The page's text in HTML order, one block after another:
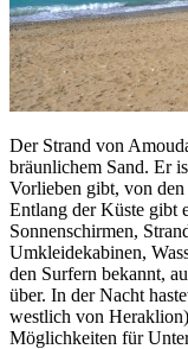
Der Strand von
bräunlichem Sand. Er
Vorlieben gibt, von
Entlang der Küste gibt
Sonnenschirmen,
Umkleidekabinen,
den Surfern bekannt,
über. In der Nacht
westlich von
Möglichkeiten für